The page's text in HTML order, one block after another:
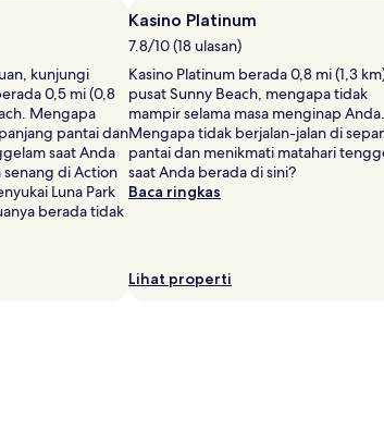
kunjungi
0,5 mi (0,8
Mengapa
pantai dan
saat Anda
senang di Action
Luna Park
berada tidak
Kasino Platinum
7.8/10 (18 ulasan)
Kasino Platinum berada 0,8 mi (1,3
pusat Sunny Beach, mengapa tidak
mampir selama masa menginap Anda.
Mengapa tidak berjalan-jalan di
pantai dan menikmati matahari
saat Anda berada di sini?
Baca ringkas
Lihat properti